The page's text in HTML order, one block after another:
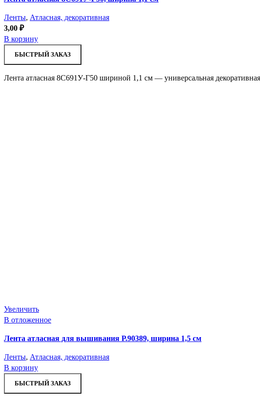
Ленты, Атласная, декоративная
3,00 ₽
В корзину
БЫСТРЫЙ ЗАКАЗ
Лента атласная 8С691У-Г50 шириной 1,1 см — универсальная
Увеличить
В отложенное
Лента атласная для вышивания Р.90389, ширина 1,5 см
Ленты, Атласная, декоративная
В корзину
БЫСТРЫЙ ЗАКАЗ